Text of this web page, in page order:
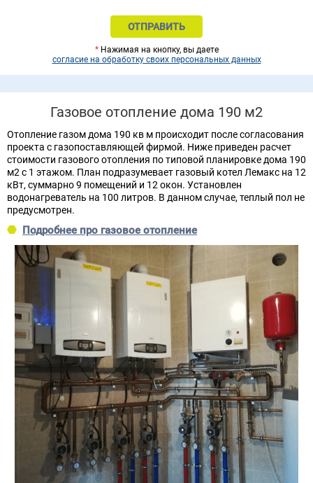
*Нажимая на кнопку, вы даете
согласие на обработку своих персональных данных
Газовое отопление дома 190 м2
Отопление газом дома 190 кв м происходит после согласования
проекта с газопоставляющей фирмой. Ниже приведен расчет
стоимости газового отопления по типовой планировке дома 190
м2 с 1 этажом. План подразумевает газовый котел Лемакс на 12
кВт, суммарно 9 помещений и 12 окон. Установлен
водонагреватель на 100 литров. В данном случае, теплый пол не
предусмотрен.
Подробнее про газовое отопление